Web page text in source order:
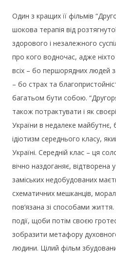
Один з кращих її фільмів
шокова терапія від
здорового і незалежного
про кого водночас, адже
всіх – бо першорядних людей
– бо страх та
багатьом бути собою.
також потрактувати і як
України в недалеке майбутнє,
ідіотизм середнього класу,
Україні. Середній клас – ця
вічно наздоганяє, відтворена
заміських недобудованих
схематичних мешканців,
пов’язана зі способами
події, щоби потім своєю
зобразити метафору
людини. Цілий фільм